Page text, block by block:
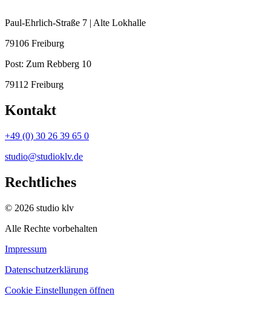
Paul-Ehrlich-Straße 7 | Alte Lokhalle
79106 Freiburg
Post: Zum Rebberg 10
79112 Freiburg
Kontakt
+49 (0) 30 26 39 65 0
studio@studioklv.de
Rechtliches
© 2026 studio klv
Alle Rechte vorbehalten
Impressum
Datenschutzerklärung
Cookie Einstellungen öffnen